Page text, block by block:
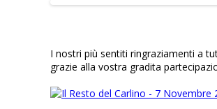
I nostri più sentiti ringraziamenti a
grazie alla vostra gradita